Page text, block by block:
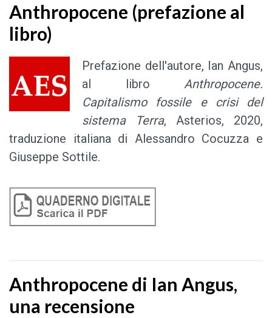
Anthropocene (prefazione al
libro)
Prefazione dell'autore, Ian Angus,
al libro Anthropocene.
Capitalismo fossile e crisi del
sistema Terra, Asterios, 2020,
traduzione italiana di Alessandro Cocuzza e
Giuseppe Sottile.
Anthropocene di Ian Angus,
una recensione